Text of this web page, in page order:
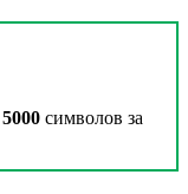
5000 символов за